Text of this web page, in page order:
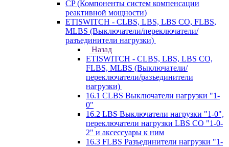
CP (Компоненты систем компенсации
реактивной мощности)
ETISWITCH - CLBS, LBS, LBS CO, FLBS,
MLBS (Выключатели/переключатели/
разъединители нагрузки)
Назад
ETISWITCH - CLBS, LBS, LBS CO,
FLBS, MLBS (Выключатели/
переключатели/разъединители
нагрузки)
16.1 CLBS Выключатели нагрузки "1-
0"
16.2 LBS Выключатели нагрузки "1-0",
переключатели нагрузки LBS CO "1-0-
2" и аксессуары к ним
16.3 FLBS Разъединители нагрузки "1-